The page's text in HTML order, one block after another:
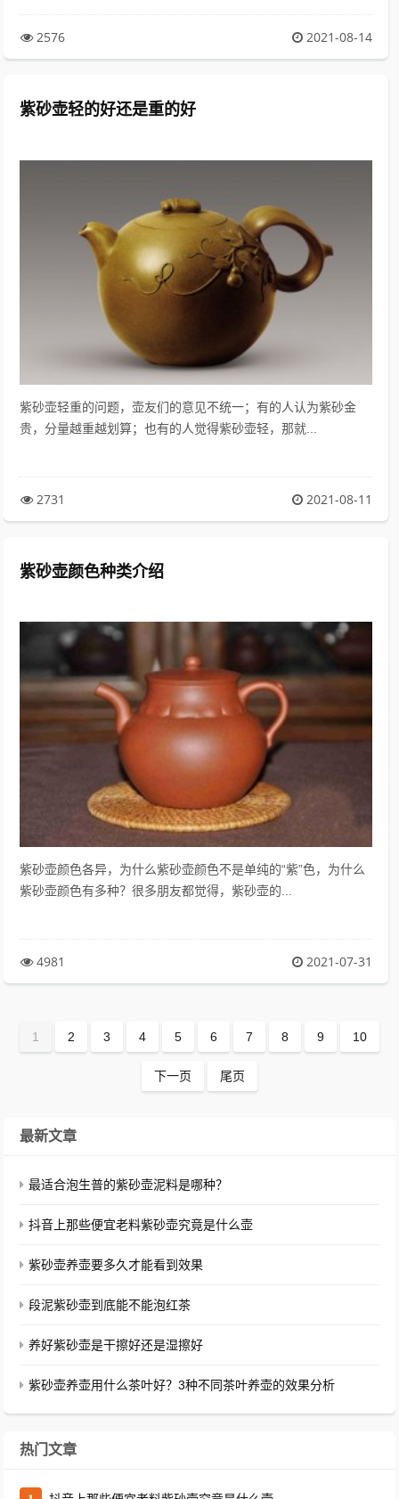
2576 2021-08-14
紫砂壶轻的好还是重的好
紫砂壶轻重的问题，壶友们的意见不统一；有的人认为紫砂金
贵，分量越重越划算；也有的人觉得紫砂壶轻，那就...
2731 2021-08-11
紫砂壶颜色种类介绍
紫砂壶颜色各异，为什么紫砂壶颜色不是单纯的“紫”色，为什么
紫砂壶颜色有多种？很多朋友都觉得，紫砂壶的...
4981 2021-07-31
1 2 3 4 5 6 7 8 9 10
下一页 尾页
最新文章
最适合泡生普的紫砂壶泥料是哪种？
抖音上那些便宜老料紫砂壶究竟是什么壶
紫砂壶养壶要多久才能看到效果
段泥紫砂壶到底能不能泡红茶
养好紫砂壶是干擦好还是湿擦好
紫砂壶养壶用什么茶叶好？3种不同茶叶养壶的效果分析
热门文章